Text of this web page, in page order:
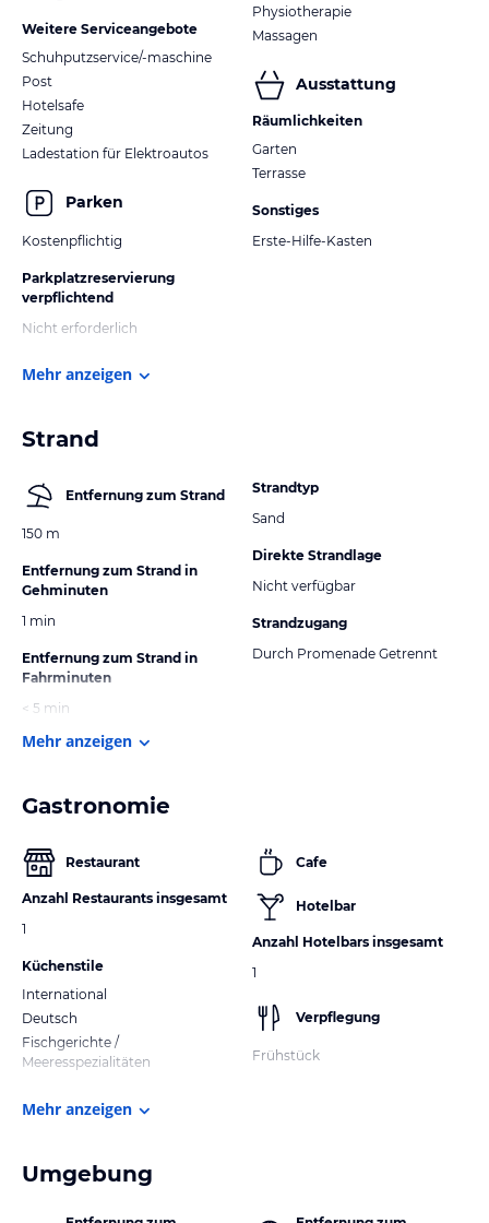
Weitere Serviceangebote
Schuhputzservice/-maschine
Post
Hotelsafe
Zeitung
Ladestation für Elektroautos
Parken
Kostenpflichtig
Parkplatzreservierung
verpflichtend
Nicht erforderlich
Physiotherapie
Massagen
Ausstattung
Räumlichkeiten
Garten
Terrasse
Sonstiges
Erste-Hilfe-Kasten
Mehr anzeigen
Strand
Entfernung zum Strand
150 m
Entfernung zum Strand in
Gehminuten
1 min
Entfernung zum Strand in
Fahrminuten
< 5 min
Strandtyp
Sand
Direkte Strandlage
Nicht verfügbar
Strandzugang
Durch Promenade Getrennt
Mehr anzeigen
Gastronomie
Restaurant
Anzahl Restaurants insgesamt
1
Küchenstile
International
Deutsch
Fischgerichte /
Meeresspezialitäten
Cafe
Hotelbar
Anzahl Hotelbars insgesamt
1
Verpflegung
Frühstück
Mehr anzeigen
Umgebung